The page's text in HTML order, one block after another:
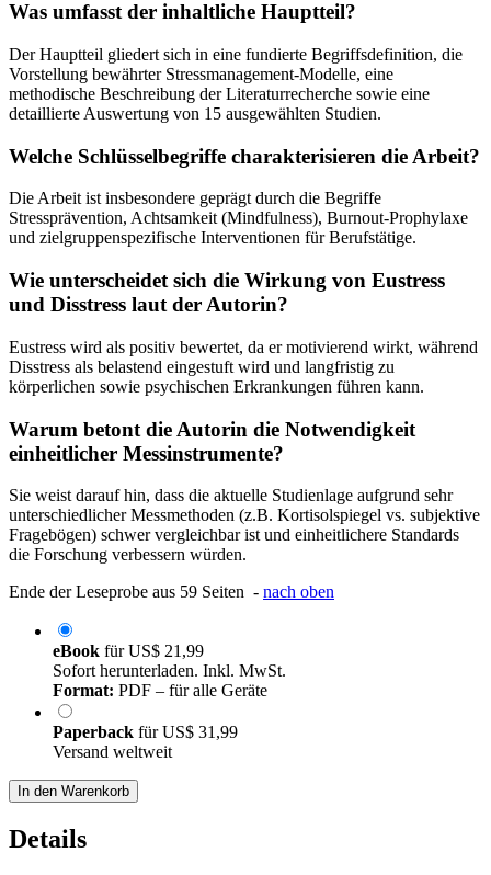
Was umfasst der inhaltliche Hauptteil?
Der Hauptteil gliedert sich in eine fundierte Begriffsdefinition, die
Vorstellung bewährter Stressmanagement-Modelle, eine
methodische Beschreibung der Literaturrecherche sowie eine
detaillierte Auswertung von 15 ausgewählten Studien.
Welche Schlüsselbegriffe charakterisieren die Arbeit?
Die Arbeit ist insbesondere geprägt durch die Begriffe
Stressprävention, Achtsamkeit (Mindfulness), Burnout-Prophylaxe
und zielgruppenspezifische Interventionen für Berufstätige.
Wie unterscheidet sich die Wirkung von Eustress
und Disstress laut der Autorin?
Eustress wird als positiv bewertet, da er motivierend wirkt, während
Disstress als belastend eingestuft wird und langfristig zu
körperlichen sowie psychischen Erkrankungen führen kann.
Warum betont die Autorin die Notwendigkeit
einheitlicher Messinstrumente?
Sie weist darauf hin, dass die aktuelle Studienlage aufgrund sehr
unterschiedlicher Messmethoden (z.B. Kortisolspiegel vs. subjektive
Fragebögen) schwer vergleichbar ist und einheitlichere Standards
die Forschung verbessern würden.
Ende der Leseprobe aus 59 Seiten - nach oben
eBook fürUS$ 21,99
Sofort herunterladen. Inkl. MwSt.
Format: PDF – für alle Geräte
Paperback fürUS$ 31,99
Versand weltweit
In den Warenkorb
Details